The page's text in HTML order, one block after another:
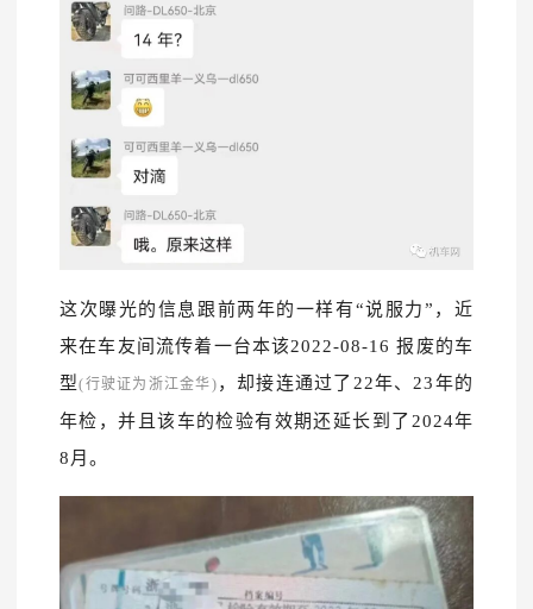
这次曝光的信息跟前两年的一样有“说服力”，近
来在车友间流传着一台本该2022-08-16 报废的车
型(行驶证为浙江金华) ，却接连通过了22年、23年的
年检，并且该车的检验有效期还延长到了2024年
8月。